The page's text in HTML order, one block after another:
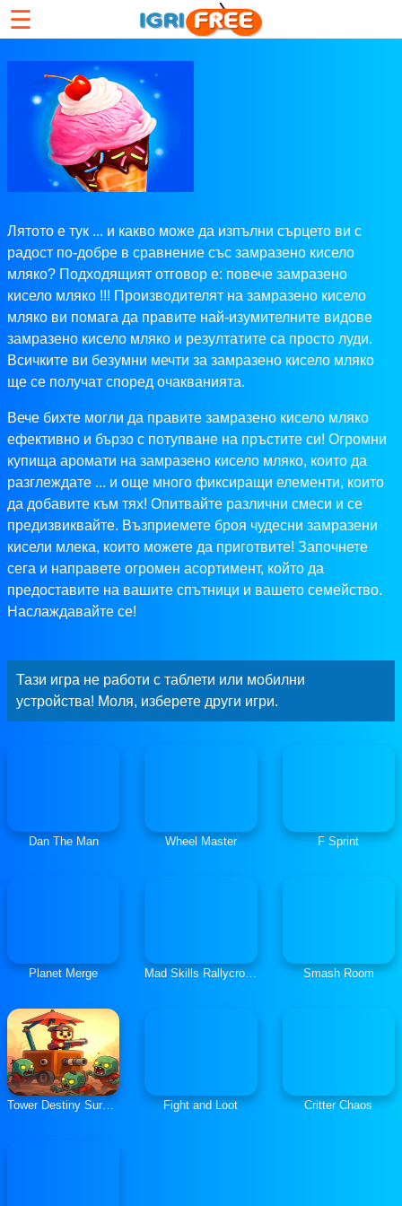
☰
Лятото е тук ... и какво може да изпълни сърцето ви с
радост по-добре в сравнение със замразено кисело
мляко? Подходящият отговор е: повече замразено
кисело мляко !!! Производителят на замразено кисело
мляко ви помага да правите най-изумителните видове
замразено кисело мляко и резултатите са просто луди.
Всичките ви безумни мечти за замразено кисело мляко
ще се получат според очакванията.
Вече бихте могли да правите замразено кисело мляко
ефективно и бързо с потупване на пръстите си! Огромни
купища аромати на замразено кисело мляко, които да
разглеждате ... и още много фиксиращи елементи, които
да добавите към тях! Опитвайте различни смеси и се
предизвиквайте. Възприемете броя чудесни замразени
кисели млека, които можете да приготвите! Започнете
сега и направете огромен асортимент, който да
предоставите на вашите спътници и вашето семейство.
Наслаждавайте се!
Тази игра не работи с таблети или мобилни
устройства! Моля, изберете други игри.
Dan The Man Wheel Master F Sprint
Planet Merge Mad Skills Rallycross Smash Room
Tower Destiny Survive Fight and Loot Critter Chaos